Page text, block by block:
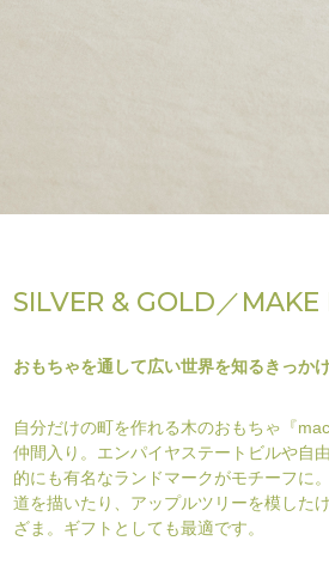
SILVER & GOLD／
おもちゃを通して広い世界を知るきっか
自分だけの町を作れる木のおもちゃ『
仲間入り。エンパイヤステートビルや自
的にも有名なランドマークがモチーフに
道を描いたり、アップルツリーを模した
ざま。ギフトとしても最適です。